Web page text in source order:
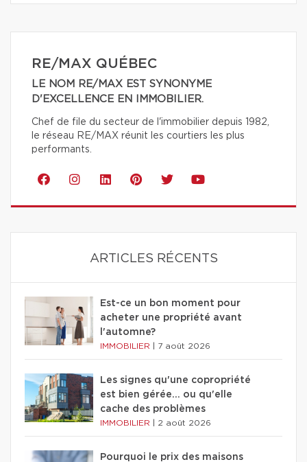
RE/MAX QUÉBEC
LE NOM RE/MAX EST SYNONYME
D'EXCELLENCE EN IMMOBILIER.
Chef de file du secteur de l'immobilier depuis 1982,
le réseau RE/MAX réunit les courtiers les plus
performants.
ARTICLES RÉCENTS
Est-ce un bon moment pour
acheter une propriété avant
l'automne?
IMMOBILIER 7 août 2026
Les signes qu'une copropriété
est bien gérée… ou qu'elle
cache des problèmes
IMMOBILIER 2 août 2026
Pourquoi le prix des maisons